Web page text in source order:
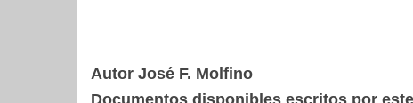
Autor José F. Molfino
Documentos disponibles escritos por